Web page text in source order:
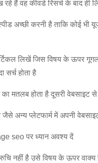
हैं वह कीवर्ड रिसर्च के बाद ही
अच्छी करनी है ताकि कोई
लिखें जिस विषय के ऊपर
सर्च होता है
मतलब होता है दूसरी वेबसाइट
अन्य प्लेटफार्म में अपनी
seo पर ध्यान अवश्य दें
नहीं है उसे विषय के ऊपर